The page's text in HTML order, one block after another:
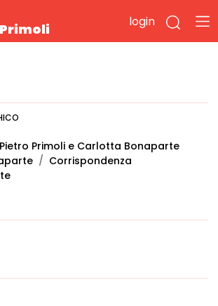
login
Pietro Primoli e Carlotta Bonaparte
Corrispondenza